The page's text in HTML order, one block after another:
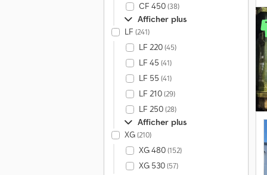
CF 450(38)
Afficher plus
LF (241)
LF 220(45)
LF 45 (41)
LF 55 (41)
LF 210(29)
LF 250(28)
Afficher plus
XG(210)
XG 480(152)
XG 530(57)